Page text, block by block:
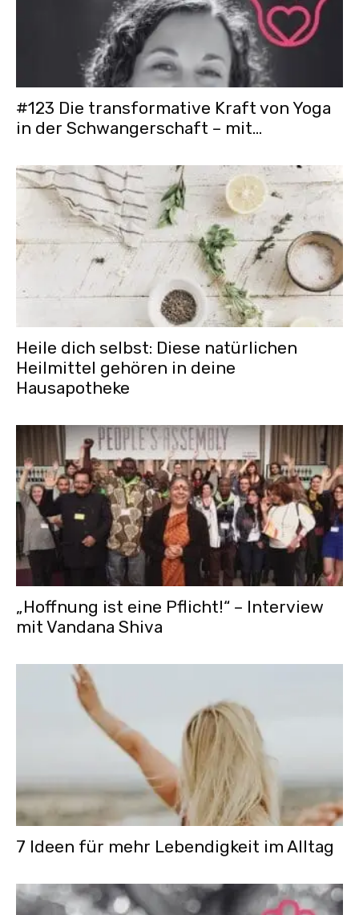
#123 Die transformative Kraft von Yoga
in der Schwangerschaft – mit...
Heile dich selbst: Diese natürlichen
Heilmittel gehören in deine
Hausapotheke
„Hoffnung ist eine Pflicht!“ – Interview
mit Vandana Shiva
7 Ideen für mehr Lebendigkeit im Alltag